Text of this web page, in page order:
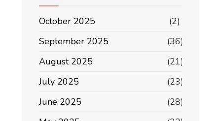
October 2025
(2)
September 2025
(36)
August 2025
(21)
July 2025
(23)
June 2025
(28)